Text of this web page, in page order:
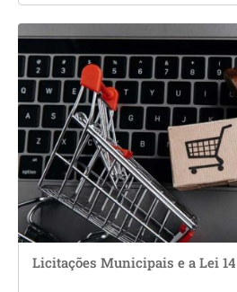
Licitações Municipais e a Lei